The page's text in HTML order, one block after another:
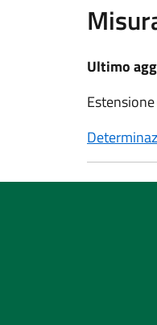
Ultimo